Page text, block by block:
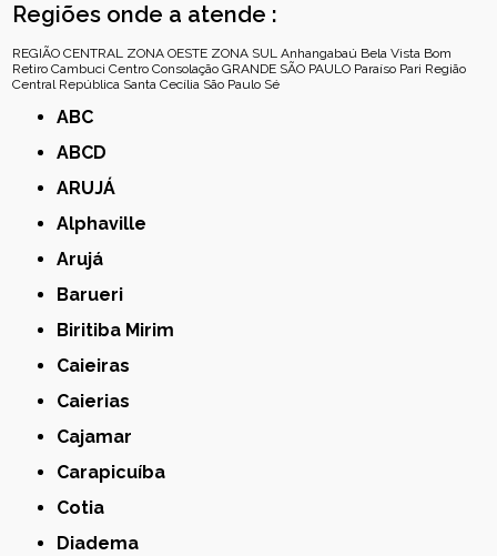
Regiões onde a atende :
REGIÃO CENTRAL ZONA OESTE ZONA SUL Anhangabaú Bela Vista Bom
Retiro Cambuci Centro Consolação GRANDE SÃO PAULO Paraíso Pari Região
Central República Santa Cecília São Paulo Sé
ABC
ABCD
ARUJÁ
Alphaville
Arujá
Barueri
Biritiba Mirim
Caieiras
Caierias
Cajamar
Carapicuíba
Cotia
Diadema